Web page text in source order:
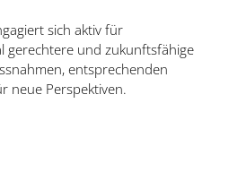
sich aktiv für
gerechtere und zukunftsfähige
, entsprechenden
neue Perspektiven.